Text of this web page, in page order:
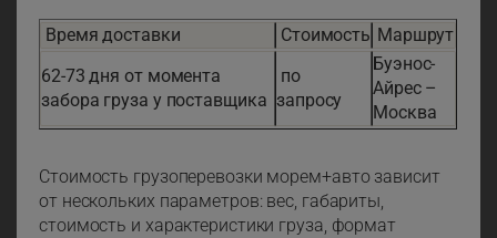
Время доставки Стоимость Маршрут
62-73 дня от момента
забора груза у поставщика
по
запросу
Буэнос-
Айрес –
Москва
Стоимость грузоперевозки морем+авто зависит
от нескольких параметров: вес, габариты,
стоимость и характеристики груза, формат